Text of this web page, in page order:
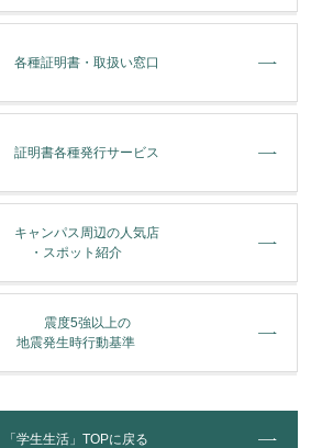
各種証明書・取扱い窓⼝
証明書各種発行サービス
キャンパス周辺の人気店
・スポット紹介
震度5強以上の
地震発生時行動基準
「学生生活」TOPに戻る